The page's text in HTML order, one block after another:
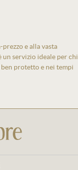
e alla vasta
servizio ideale per chi
protetto e nei tempi